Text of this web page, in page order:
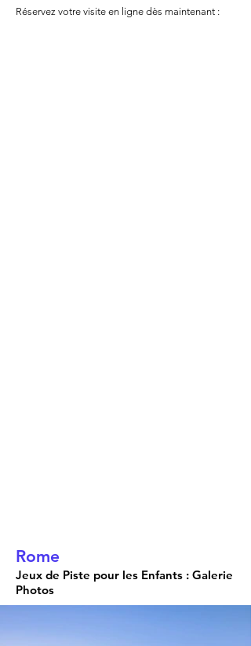
Réservez votre visite en ligne dès maintenant :
Rome
Jeux de Piste pour les Enfants : Galerie
Photos